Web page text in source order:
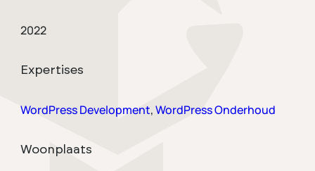
2022
Expertises
WordPress Development,WordPress Onderhoud
Woonplaats